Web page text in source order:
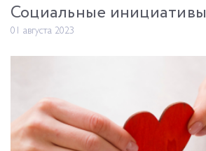
Социальные инициативы
01 августа 2023